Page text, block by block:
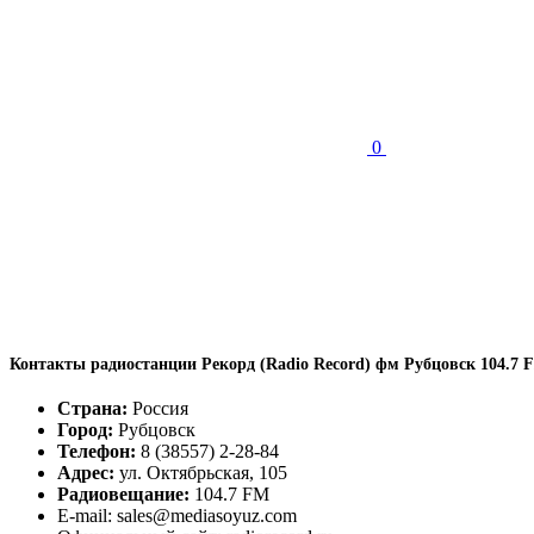
0
Контакты радиостанции Рекорд (Radio Record) фм Рубцовск 104.7
Страна: Россия
Город: Рубцовск
Телефон: 8 (38557) 2-28-84
Адрес: ул. Октябрьская, 105
Радиовещание: 104.7 FM
E-mail: sales@mediasoyuz.com